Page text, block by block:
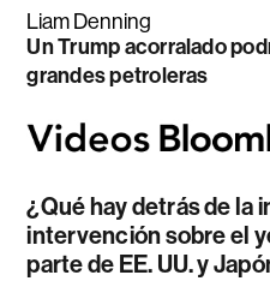
Liam Denning
Un Trump acorralado
grandes petroleras
¿Qué hay detrás de la
intervención sobre el
parte de EE. UU. y